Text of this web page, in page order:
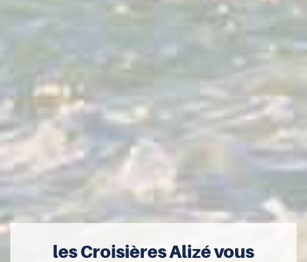
les Croisières Alizé vous